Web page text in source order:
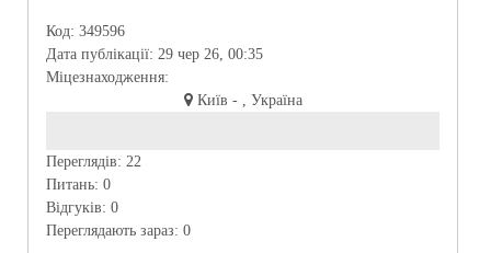
Код: 349596
Дата публікації: 29 чер 26, 00:35
Міцезнаходження:
Київ - , Україна
Переглядів: 22
Питань: 0
Відгуків: 0
Переглядають зараз: 0